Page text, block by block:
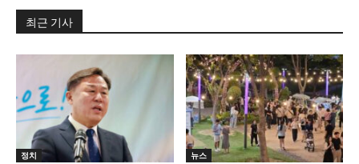
최근 기사
정치 뉴스